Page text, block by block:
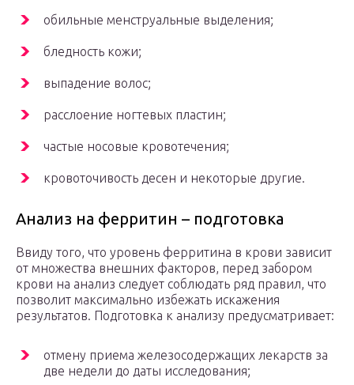
обильные менструальные выделения;
бледность кожи;
выпадение волос;
расслоение ногтевых пластин;
частые носовые кровотечения;
кровоточивость десен и некоторые другие.
Анализ на ферритин – подготовка
Ввиду того, что уровень ферритина в крови зависит
от множества внешних факторов, перед забором
крови на анализ следует соблюдать ряд правил, что
позволит максимально избежать искажения
результатов. Подготовка к анализу предусматривает:
отмену приема железосодержащих лекарств за
две недели до даты исследования;